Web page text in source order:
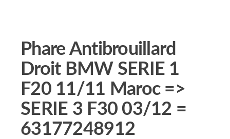
Phare Antibrouillard
Droit BMW SERIE 1
F20 11/11 Maroc =>
SERIE 3 F30 03/12 =
63177248912